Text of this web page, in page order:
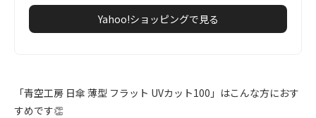
Yahoo!ショッピングで見る
「青空工房 日傘 薄型 フラット UVカット100」はこんな方におす
すめです👏